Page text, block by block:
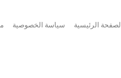
الصفحة الرئيسية سياسة الخصوصية